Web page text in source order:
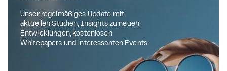
Unser regelmäßiges Update mit
aktuellen Studien, Insights zu neuen
Entwicklungen, kostenlosen
Whitepapers und interessanten Events.